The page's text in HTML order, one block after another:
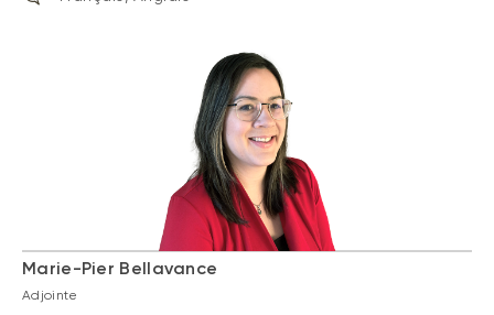
Marie-Pier Bellavance
Adjointe